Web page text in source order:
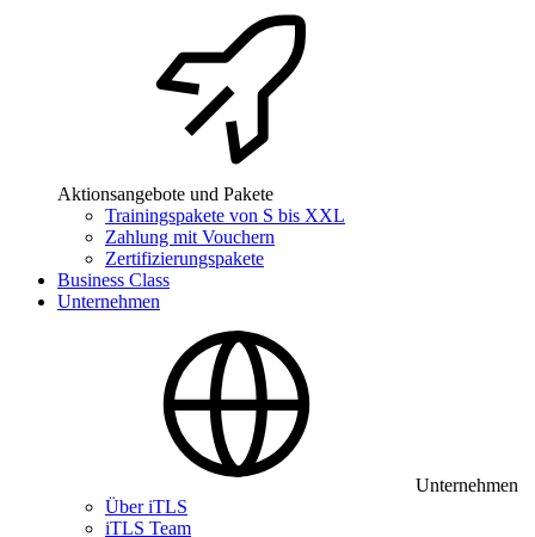
Aktionsangebote und Pakete
Trainingspakete von S bis XXL
Zahlung mit Vouchern
Zertifizierungspakete
Business Class
Unternehmen
Unternehmen
Über iTLS
iTLS Team